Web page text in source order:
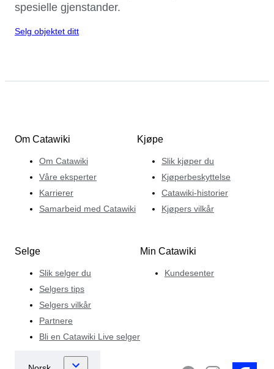
spesielle gjenstander.
Selg objektet ditt
Om Catawiki
Om Catawiki
Våre eksperter
Karrierer
Samarbeid med Catawiki
Kjøpe
Slik kjøper du
Kjøperbeskyttelse
Catawiki-historier
Kjøpers vilkår
Selge
Slik selger du
Selgers tips
Selgers vilkår
Partnere
Bli en Catawiki Live selger
Min Catawiki
Kundesenter